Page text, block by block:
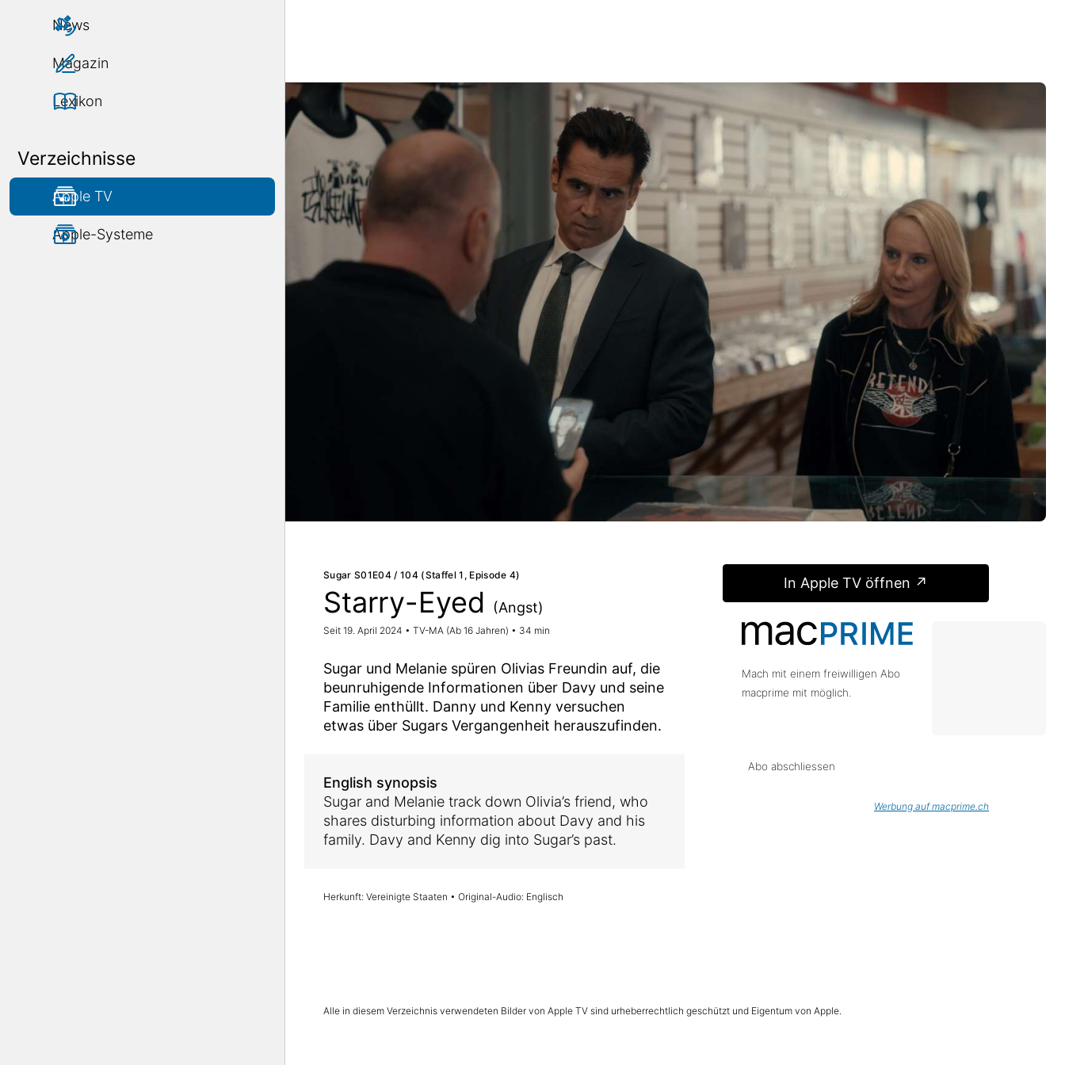
News
Magazin
Lexikon
Verzeichnisse
Apple TV
Apple-Systeme
Sugar S01E04 / 104 (Staffel 1, Episode 4)
Starry-Eyed (Angst)
Seit 19. April 2024 • TV-MA (Ab 16 Jahren) • 34 min
Sugar und Melanie spüren Olivias Freundin auf, die
beunruhigende Informationen über Davy und seine
Familie enthüllt. Danny und Kenny versuchen
etwas über Sugars Vergangenheit herauszufinden.
English synopsis
Sugar and Melanie track down Olivia’s friend, who
shares disturbing information about Davy and his
family. Davy and Kenny dig into Sugar’s past.
Herkunft: Vereinigte Staaten • Original-Audio: Englisch
In Apple TV öffnen ↗
Mach mit einem freiwilligen Abo
macprime mit möglich.
Abo abschliessen
Werbung auf macprime.ch
Alle in diesem Verzeichnis verwendeten Bilder von Apple TV sind urheberrechtlich geschützt und Eigentum von Apple.